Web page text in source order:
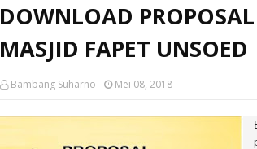
DOWNLOAD
MASJID FAPET UNSOED
Bambang Suharno Mei 08, 2018